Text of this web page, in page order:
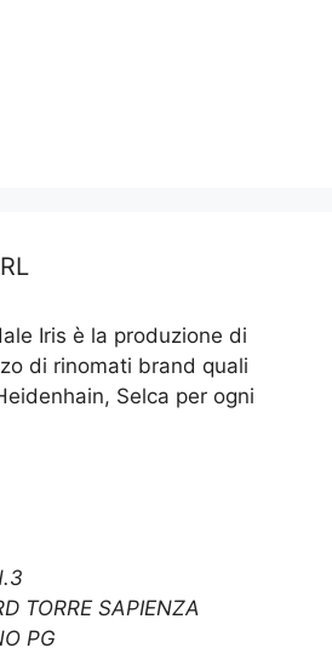
Iris è la produzione di
di rinomati brand quali
Selca per ogni
TORRE SAPIENZA
PG